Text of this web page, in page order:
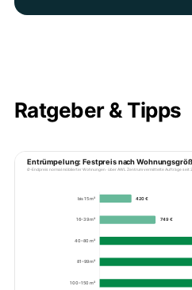
Ratgeber & Tipps